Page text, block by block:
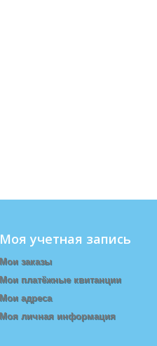
Моя учетная запись
Мои заказы
Мои платёжные квитанции
Мои адреса
Моя личная информация